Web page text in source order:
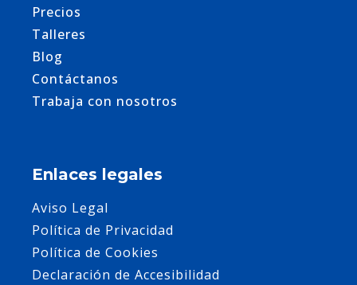
Precios
Talleres
Blog
Contáctanos
Trabaja con nosotros
Enlaces legales
Aviso Legal
Política de Privacidad
Política de Cookies
Declaración de Accesibilidad